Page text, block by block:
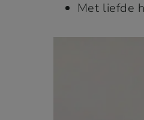
Met liefde